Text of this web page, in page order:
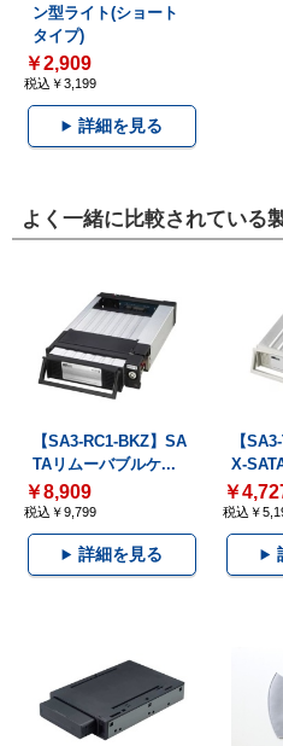
ン型ライト(ショート
タイプ)
￥2,909
税込￥3,199
詳細を見る
よく一緒に比較されている
【SA3-RC1-BKZ】SA
TAリムーバブルケ...
￥8,909
税込￥9,799
詳細を見る
【
X-
￥
税込￥